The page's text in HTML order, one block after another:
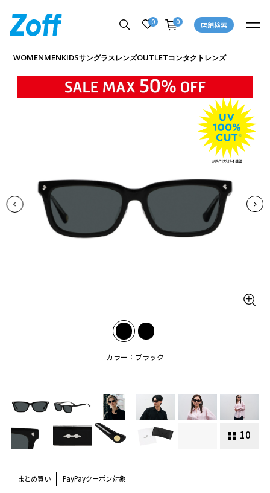
0 0 店舗検索
WOMENMENKIDSサングラスレンズOUTLETコンタクトレンズ
カラー：ブラック
10
商品詳細ページへ
まとめ買い PayPayクーポン対象